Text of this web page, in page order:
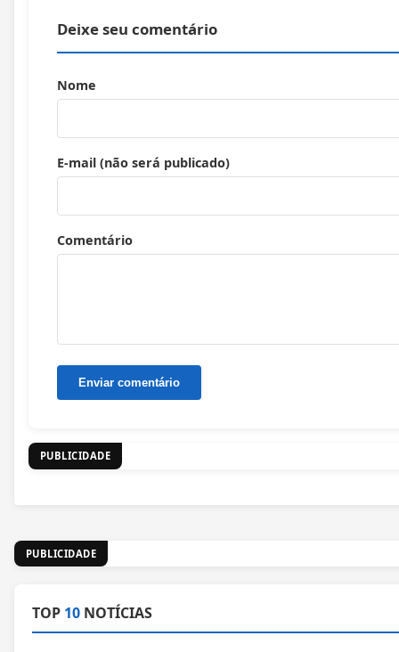
Deixe seu comentário
Nome
E-mail (não será publicado)
Comentário
PUBLICIDADE
PUBLICIDADE
TOP 10 NOTÍCIAS